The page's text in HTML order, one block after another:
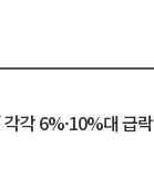
각 6%·10%대 급락